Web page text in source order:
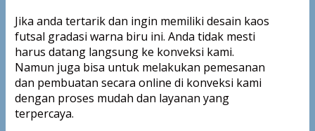
Jika anda tertarik dan ingin memiliki desain kaos
futsal gradasi warna biru ini. Anda tidak mesti
harus datang langsung ke konveksi kami.
Namun juga bisa untuk melakukan pemesanan
dan pembuatan secara online di konveksi kami
dengan proses mudah dan layanan yang
terpercaya.